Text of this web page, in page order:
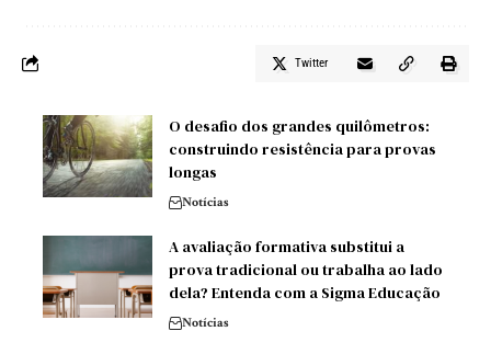
Twitter
O desafio dos grandes quilômetros:
construindo resistência para provas
longas
Notícias
A avaliação formativa substitui a
prova tradicional ou trabalha ao lado
dela? Entenda com a Sigma Educação
Notícias